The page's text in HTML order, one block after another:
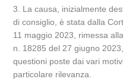
3. La causa, inizialmente
di consiglio, è stata dalla
11 maggio 2023, rimessa
n. 18285 del 27 giugno
questioni poste dai vari
particolare rilevanza.